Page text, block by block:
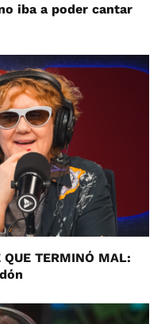
iba a poder cantar
QUE TERMINÓ MAL: